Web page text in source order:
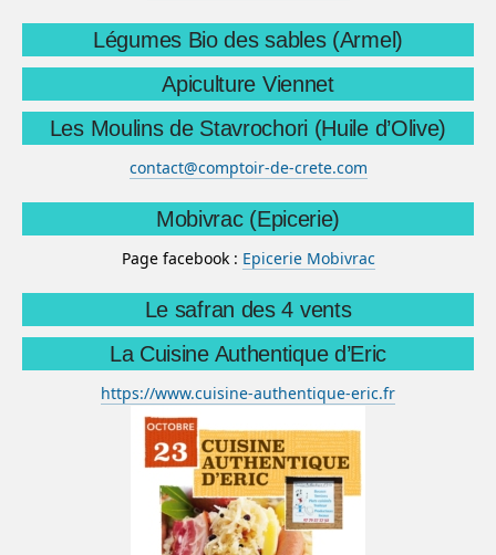
Légumes Bio des sables (Armel)
Apiculture Viennet
Les Moulins de Stavrochori (Huile d’Olive)
contact@comptoir-de-crete.com
Mobivrac (Epicerie)
Page facebook : Epicerie Mobivrac
Le safran des 4 vents
La Cuisine Authentique d’Eric
https://www.cuisine-authentique-eric.fr